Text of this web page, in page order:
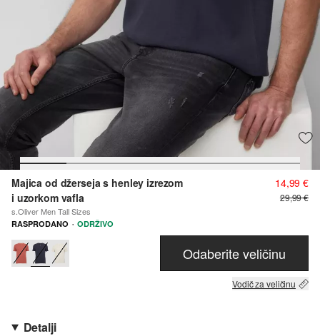
Majica od džerseja s henley izrezom
i uzorkom vafla
s.Oliver Men Tall Sizes
14,99 €
29,99 €
RASPRODANO · ODRŽIVO
Odaberite veličinu
Vodič za veličinu
Detalji